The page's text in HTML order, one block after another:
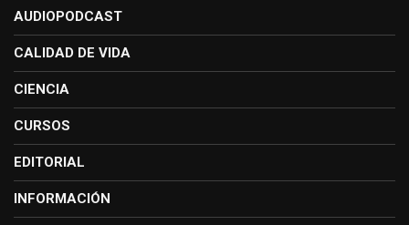
AUDIOPODCAST
CALIDAD DE VIDA
CIENCIA
CURSOS
EDITORIAL
INFORMACIÓN